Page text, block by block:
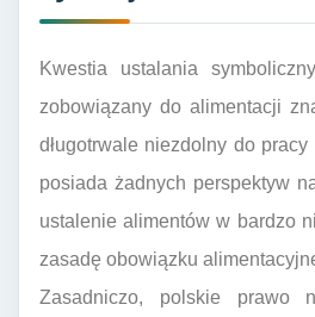
Kwestia ustalania
zobowiązany do alimentacji
długotrwale niezdolny do
posiada żadnych perspektyw
ustalenie alimentów w bardzo
zasadę obowiązku
Zasadniczo, polskie prawo